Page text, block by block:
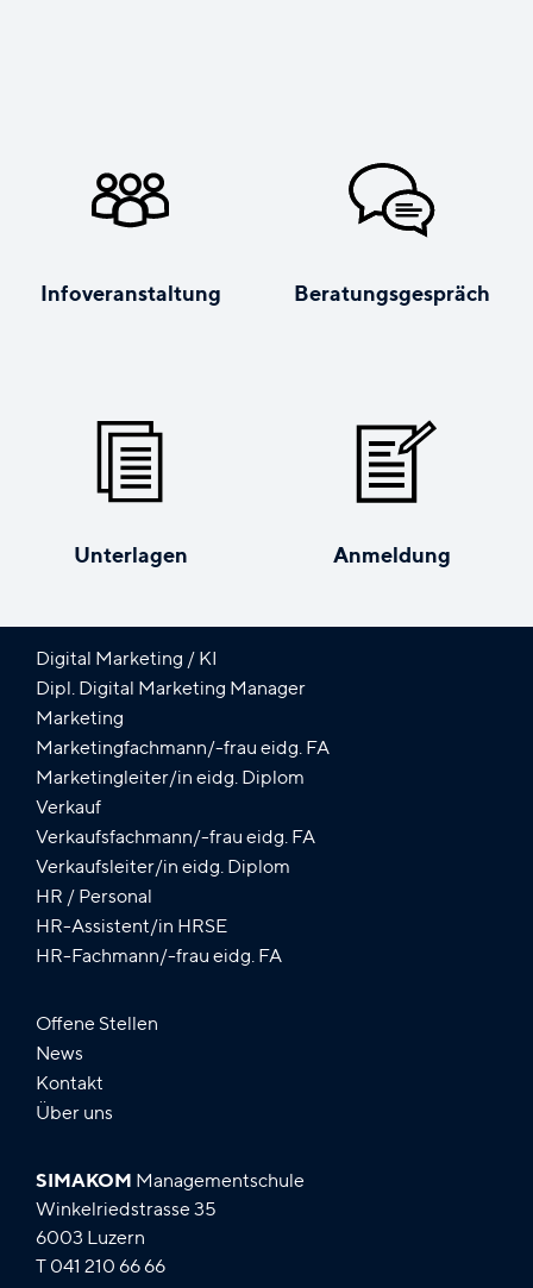
Infoveranstaltung Beratungs­gespräch
Unterlagen Anmeldung
Digital Marketing / KI
Dipl. Digital Marketing Manager
Marketing
Marketingfachmann/-frau eidg. FA
Marketingleiter/in eidg. Diplom
Verkauf
Verkaufsfachmann/-frau eidg. FA
Verkaufsleiter/in eidg. Diplom
HR / Personal
HR-Assistent/in HRSE
HR-Fachmann/-frau eidg. FA
Offene Stellen
News
Kontakt
Über uns
SIMAKOM Managementschule
Winkelriedstrasse 35
6003 Luzern
T 041 210 66 66